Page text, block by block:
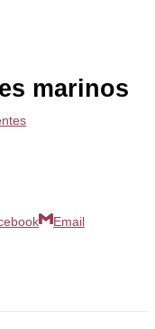
marinos
Email